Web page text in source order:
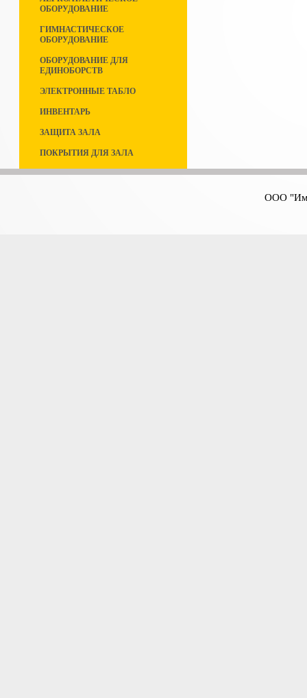
ОБОРУДОВАНИЕ
ГИМНАСТИЧЕСКОЕ
ОБОРУДОВАНИЕ
ОБОРУДОВАНИЕ ДЛЯ
ЕДИНОБОРСТВ
ЭЛЕКТРОННЫЕ ТАБЛО
ИНВЕНТАРЬ
ЗАЩИТА ЗАЛА
ПОКРЫТИЯ ДЛЯ ЗАЛА
ООО